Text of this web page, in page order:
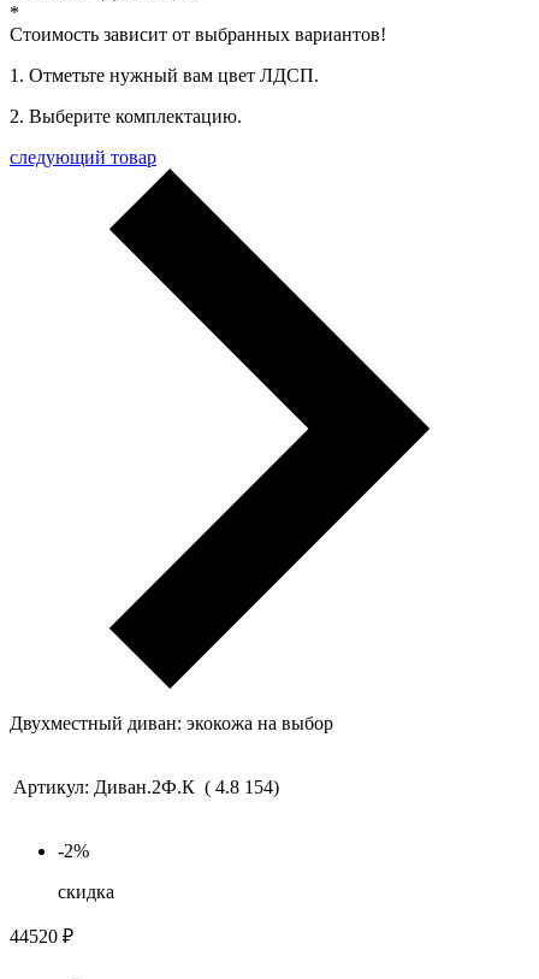
*
Стоимость зависит от выбранных вариантов!
1. Oтметьте нужный вам цвет ЛДСП.
2. Выберите комплектацию.
следующий товар
Двухместный диван: экокожа на выбор
Артикул: Диван.2Ф.К ( 4.8 154)
-2%
скидка
44520 ₽